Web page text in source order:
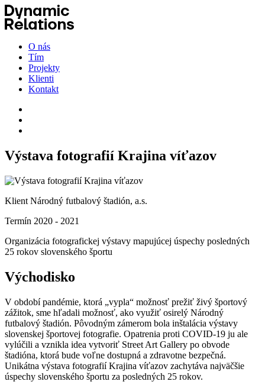
O nás
Tím
Projekty
Klienti
Kontakt
Výstava fotografií Krajina víťazov
Klient Národný futbalový štadión, a.s.
Termín 2020 - 2021
Organizácia fotografickej výstavy mapujúcej úspechy posledných
25 rokov slovenského športu
Východisko
V období pandémie, ktorá „vypla“ možnosť prežiť živý športový
zážitok, sme hľadali možnosť, ako využiť osirelý Národný
futbalový štadión. Pôvodným zámerom bola inštalácia výstavy
slovenskej športovej fotografie. Opatrenia proti COVID-19 ju ale
vylúčili a vznikla idea vytvoriť Street Art Gallery po obvode
štadióna, ktorá bude voľne dostupná a zdravotne bezpečná.
Unikátna výstava fotografií Krajina víťazov zachytáva najväčšie
úspechy slovenského športu za posledných 25 rokov.